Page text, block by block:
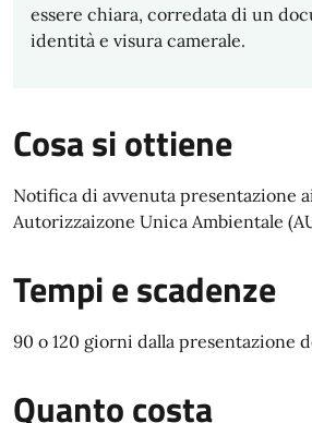
essere chiara, corredata di un
identità e visura camerale.
Cosa si ottiene
Notifica di avvenuta presentazione
Autorizzaizone Unica Ambientale
Tempi e scadenze
90 o 120 giorni dalla presentazione
Quanto costa